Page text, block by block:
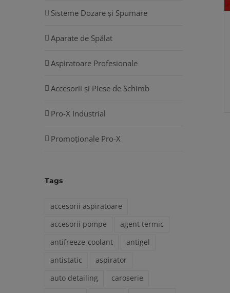
Sisteme Dozare și Spumare
Aparate de Spălat
Aspiratoare Profesionale
Accesorii și Piese de Schimb
Pro-X Industrial
Promoționale Pro-X
Tags
accesorii aspiratoare
accesorii pompe
agent termic
antifreeze-coolant
antigel
antistatic
aspirator
auto detailing
caroserie